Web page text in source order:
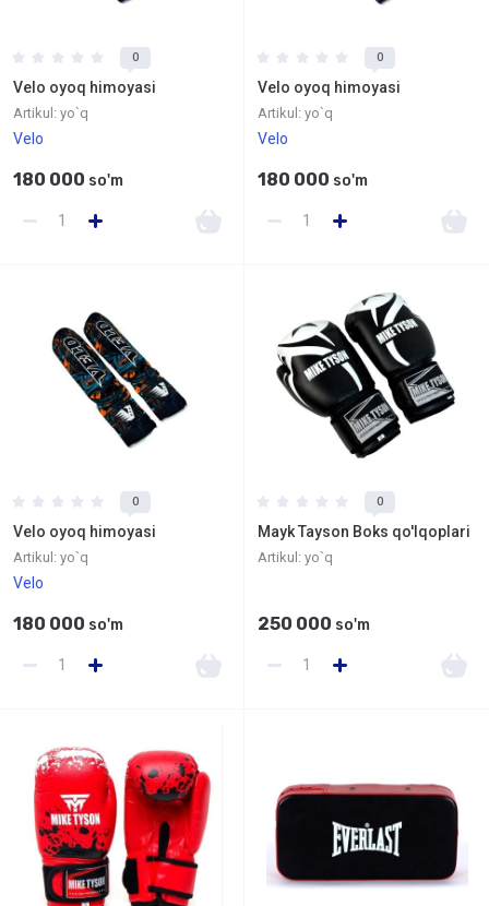
0
Velo oyoq himoyasi
Artikul: yo`q
Velo
180 000 so'm
0
Velo oyoq himoyasi
Artikul: yo`q
Velo
180 000 so'm
0
Velo oyoq himoyasi
Artikul: yo`q
Velo
180 000 so'm
0
Mayk Tayson Boks qo'lqoplari
Artikul: yo`q
250 000 so'm